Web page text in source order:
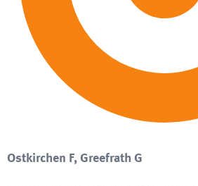
Ostkirchen F, Greefrath G